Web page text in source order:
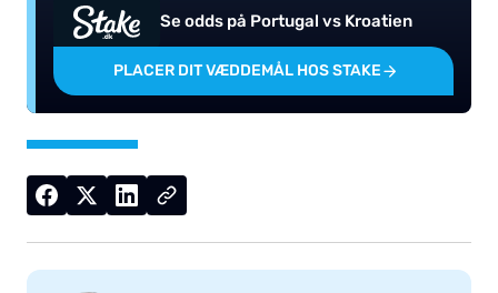
Se odds på Portugal vs Kroatien
PLACER DIT VÆDDEMÅL HOS STAKE